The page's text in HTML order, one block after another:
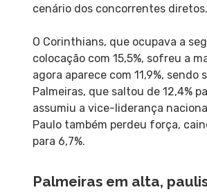
cenário dos concorrentes diretos.
O Corinthians, que ocupava a
colocação com 15,5%, sofreu a
agora aparece com 11,9%, sendo
Palmeiras, que saltou de 12,4%
assumiu a vice-liderança
Paulo também perdeu força,
para 6,7%.
Palmeiras em alta,